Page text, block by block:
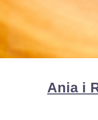
Ania i